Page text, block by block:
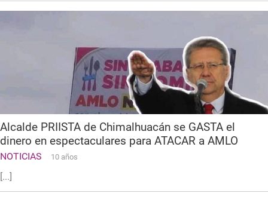
Alcalde PRIISTA de Chimalhuacán se GASTA el
dinero en espectaculares para ATACAR a AMLO
NOTICIAS 10 años
[...]